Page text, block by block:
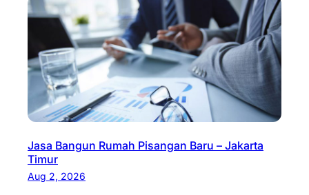
Jasa Bangun Rumah Pisangan Baru – Jakarta
Timur
Aug 2, 2026